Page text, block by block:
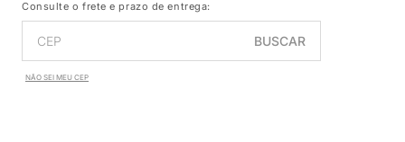
Consulte o frete e prazo de entrega:
BUSCAR
NÃO SEI MEU CEP